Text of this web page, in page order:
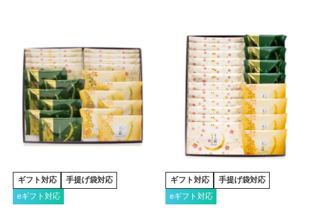
ギフト対応
手提げ袋対応
eギフト対応
ギフト対応
手提げ袋対応
eギフト対応